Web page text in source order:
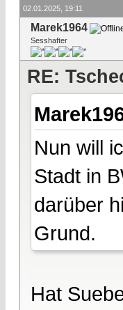
02.01.2025, 19:11
Marek1964
Sesshafter
RE:
Nun will
Stadt in
darüber
Grund.
Hat